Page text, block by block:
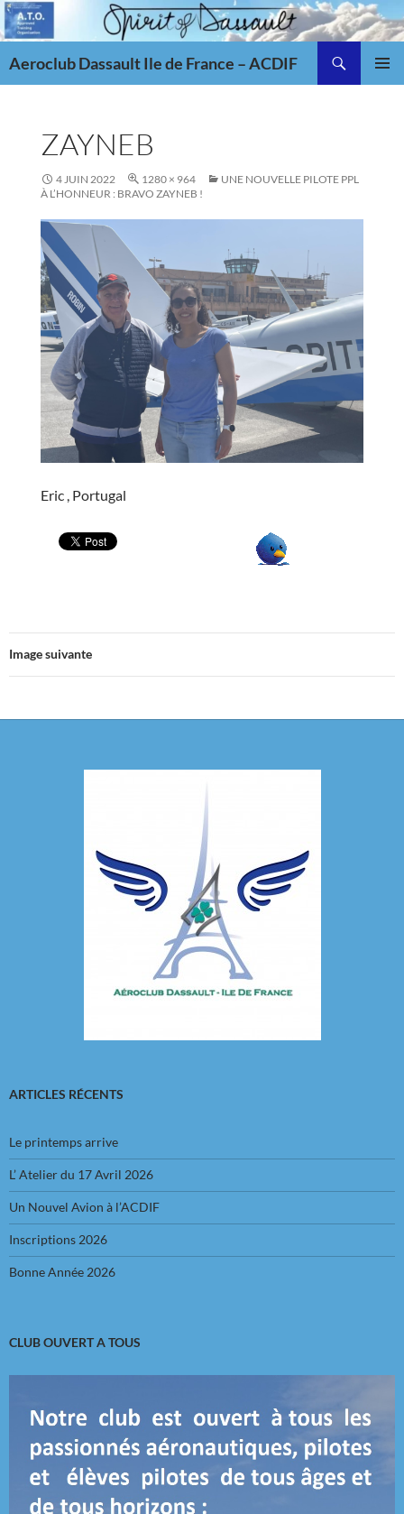
Aller
au
Aeroclub Dassault Ile de France – ACDIF
ZAYNEB
4 JUIN 2022 1280 × 964
UNE NOUVELLE PILOTE PPL
À L’HONNEUR : BRAVO ZAYNEB !
Eric , Portugal
Image suivante
ARTICLES RÉCENTS
Le printemps arrive
L’ Atelier du 17 Avril 2026
Un Nouvel Avion à l’ACDIF
Inscriptions 2026
Bonne Année 2026
CLUB OUVERT A TOUS